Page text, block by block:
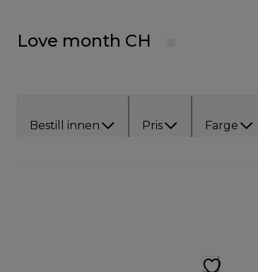
Love month CH
Bestill innen Pris Farge